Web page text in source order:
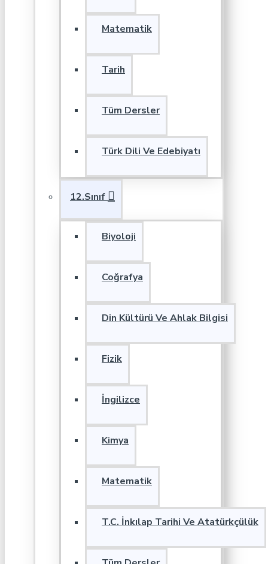
Matematik
Tarih
Tüm Dersler
Türk Dili Ve Edebiyatı
12.Sınıf
Biyoloji
Coğrafya
Din Kültürü Ve Ahlak Bilgisi
Fizik
İngilizce
Kimya
Matematik
T.C. İnkılap Tarihi Ve Atatürkçülük